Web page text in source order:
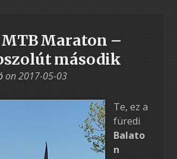
Maraton –
második
on2017-05-03
Te, ez a
füredi
Balato
n